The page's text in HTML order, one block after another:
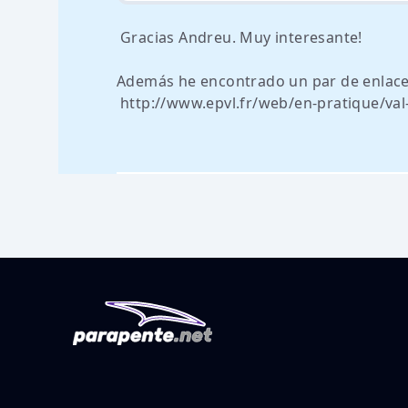
Gracias Andreu. Muy interesante!
Además he encontrado un par de
http://www.epvl.fr/web/en-pratique/